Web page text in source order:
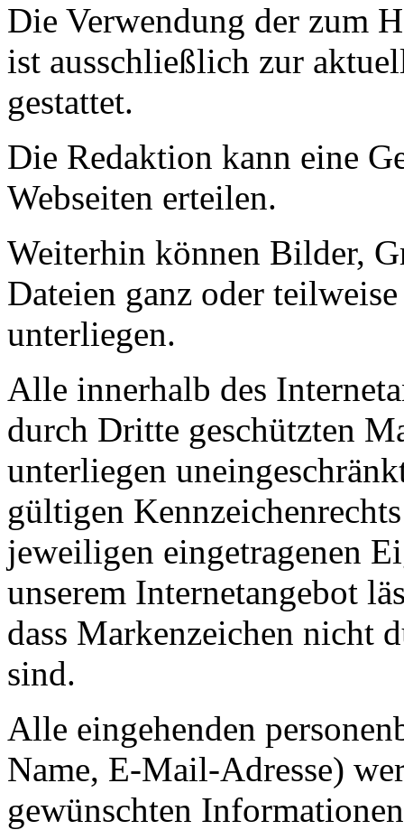
Die Verwendung der zum
ist ausschließlich zur
gestattet.
Die Redaktion kann eine
Webseiten erteilen.
Weiterhin können Bilder,
Dateien ganz oder
unterliegen.
Alle innerhalb des
durch Dritte geschützten
unterliegen
gültigen
jeweiligen eingetragenen
unserem Internetangebot
dass Markenzeichen nicht
sind.
Alle eingehenden
Name, E-Mail-Adresse)
gewünschten